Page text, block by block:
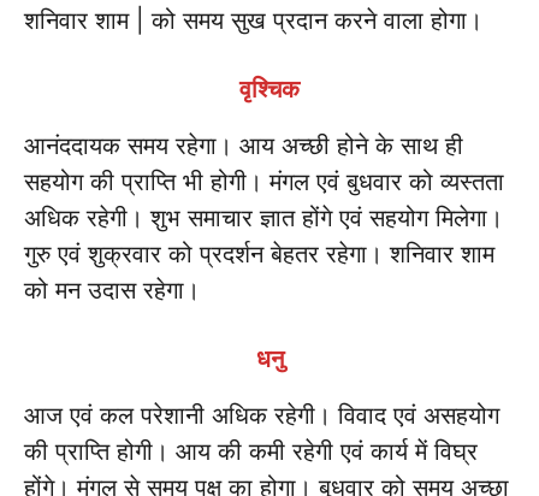
शनिवार शाम | को समय सुख प्रदान करने वाला होगा।
वृश्चिक
आनंददायक समय रहेगा। आय अच्छी होने के साथ ही
सहयोग की प्राप्ति भी होगी। मंगल एवं बुधवार को व्यस्तता
अधिक रहेगी। शुभ समाचार ज्ञात होंगे एवं सहयोग मिलेगा।
गुरु एवं शुक्रवार को प्रदर्शन बेहतर रहेगा। शनिवार शाम
को मन उदास रहेगा।
धनु
आज एवं कल परेशानी अधिक रहेगी। विवाद एवं असहयोग
की प्राप्ति होगी। आय की कमी रहेगी एवं कार्य में विघ्र
होंगे। मंगल से समय पक्ष का होगा। बुधवार को समय अच्छा